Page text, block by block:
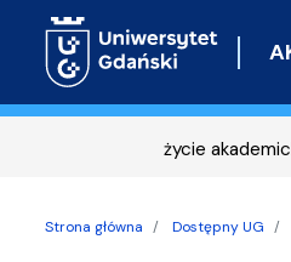
życie
Strona główna Dostępny UG